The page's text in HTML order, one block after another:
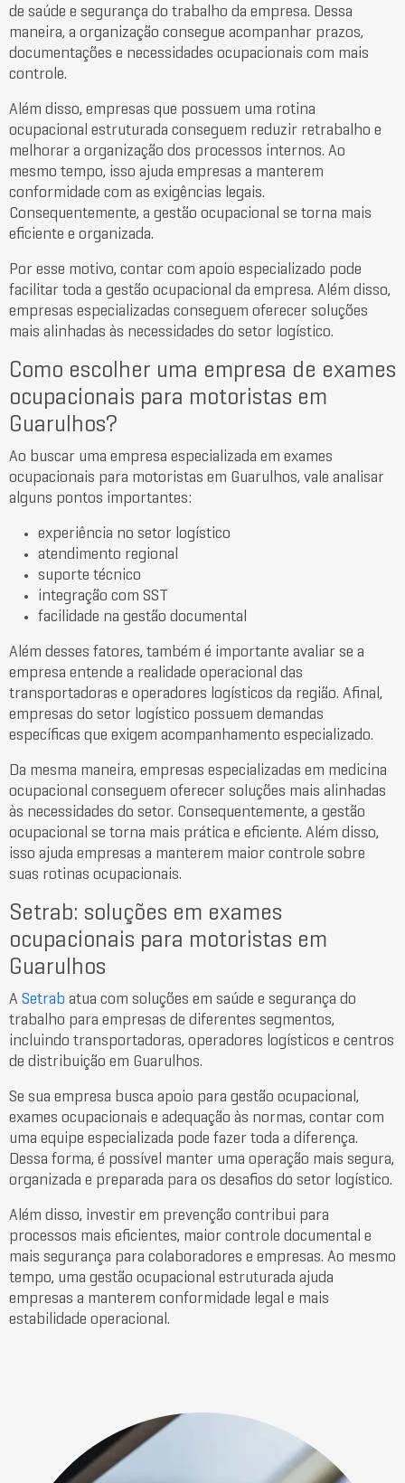
de saúde e segurança do trabalho da empresa. Dessa
maneira, a organização consegue acompanhar prazos,
documentações e necessidades ocupacionais com mais
controle.
Além disso, empresas que possuem uma rotina
ocupacional estruturada conseguem reduzir retrabalho e
melhorar a organização dos processos internos. Ao
mesmo tempo, isso ajuda empresas a manterem
conformidade com as exigências legais.
Consequentemente, a gestão ocupacional se torna mais
eficiente e organizada.
Por esse motivo, contar com apoio especializado pode
facilitar toda a gestão ocupacional da empresa. Além disso,
empresas especializadas conseguem oferecer soluções
mais alinhadas às necessidades do setor logístico.
Como escolher uma empresa de exames
ocupacionais para motoristas em
Guarulhos?
Ao buscar uma empresa especializada em exames
ocupacionais para motoristas em Guarulhos, vale analisar
alguns pontos importantes:
experiência no setor logístico
atendimento regional
suporte técnico
integração com SST
facilidade na gestão documental
Além desses fatores, também é importante avaliar se a
empresa entende a realidade operacional das
transportadoras e operadores logísticos da região. Afinal,
empresas do setor logístico possuem demandas
específicas que exigem acompanhamento especializado.
Da mesma maneira, empresas especializadas em medicina
ocupacional conseguem oferecer soluções mais alinhadas
às necessidades do setor. Consequentemente, a gestão
ocupacional se torna mais prática e eficiente. Além disso,
isso ajuda empresas a manterem maior controle sobre
suas rotinas ocupacionais.
Setrab: soluções em exames
ocupacionais para motoristas em
Guarulhos
A Setrab atua com soluções em saúde e segurança do
trabalho para empresas de diferentes segmentos,
incluindo transportadoras, operadores logísticos e centros
de distribuição em Guarulhos.
Se sua empresa busca apoio para gestão ocupacional,
exames ocupacionais e adequação às normas, contar com
uma equipe especializada pode fazer toda a diferença.
Dessa forma, é possível manter uma operação mais segura,
organizada e preparada para os desafios do setor logístico.
Além disso, investir em prevenção contribui para
processos mais eficientes, maior controle documental e
mais segurança para colaboradores e empresas. Ao mesmo
tempo, uma gestão ocupacional estruturada ajuda
empresas a manterem conformidade legal e mais
estabilidade operacional.